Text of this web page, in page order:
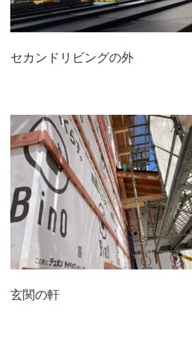
セカンドリビングの外
玄関の軒